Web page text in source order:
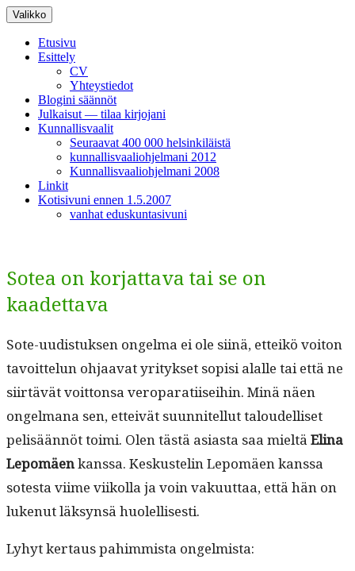
Siirry
sisältöön
Valikko
Etusivu
Esittely
CV
Yhteystiedot
Blogini säännöt
Julkaisut — tilaa kirjojani
Kunnallisvaalit
Seuraavat 400 000 helsinkiläistä
kunnallisvaaliohjelmani 2012
Kunnallisvaaliohjelmani 2008
Linkit
Kotisivuni ennen 1.5.2007
vanhat eduskuntasivuni
Sotea on korjattava tai se on
kaadettava
Sote-uud­is­tuk­sen ongel­ma ei ole siinä, etteikö voiton
tavoit­telun ohjaa­vat yri­tyk­set sopisi alalle tai että ne
siirtävät voit­ton­sa veroparati­i­sei­hin. Minä näen
ongel­mana sen, etteivät suun­nitel­lut taloudel­liset
pelisään­nöt toi­mi. Olen tästä asi­as­ta saa mieltä Eli­na
Lep­omäenkanssa. Keskustelin Lep­omäen kanssa
sotes­ta viime viikol­la ja voin vaku­ut­taa, että hän on
lukenut läksyn­sä huolellisesti.
Lyhyt ker­taus pahim­mista ongelmista: